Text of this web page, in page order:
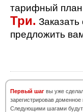
тарифный план
Три.
предложить
Первый шаг вы уже
зарегистрировав доменное
Следующими шагами будут